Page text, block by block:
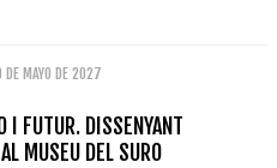
MAYO DE 2027
I FUTUR. DISSENYANT
MUSEU DEL SURO